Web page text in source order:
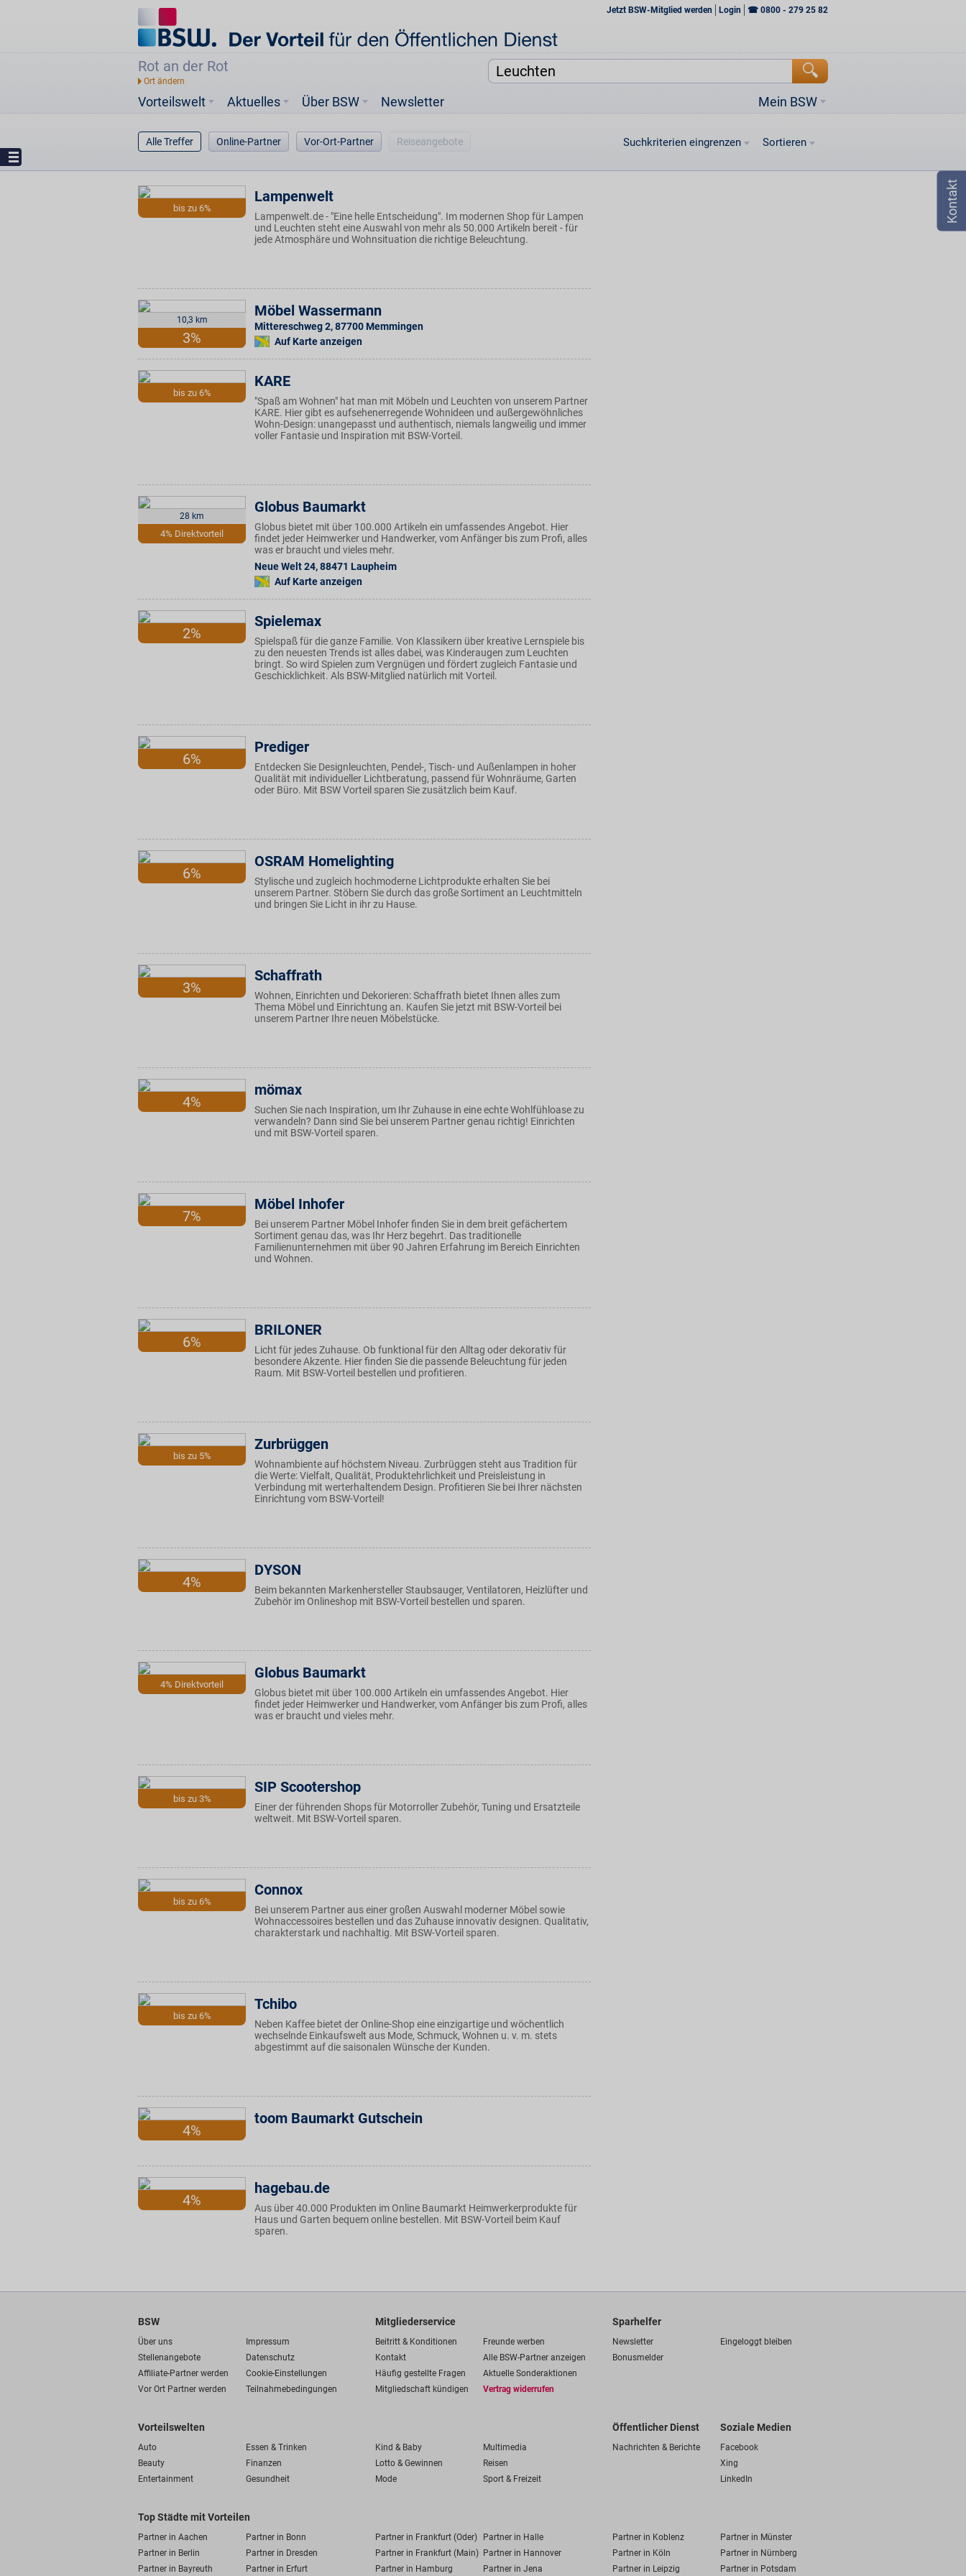
Jetzt BSW-Mitglied werden Login ☎ 0800 - 279 25 82
Rot an der Rot
Vorteilswelt Mein BSW
Aktuelles Über BSW Newsletter
Alle Treffer Online-Partner Vor-Ort-Partner Reiseangebote Suchkriterien eingrenzen Sortieren
bis zu 6%
Lampenwelt
Lampenwelt.de - "Eine helle Entscheidung". Im modernen Shop für Lampen
und Leuchten steht eine Auswahl von mehr als 50.000 Artikeln bereit - für
jede Atmosphäre und Wohnsituation die richtige Beleuchtung.
10,3 km
3%
Möbel Wassermann
Mittereschweg 2,87700 Memmingen
Auf Karte anzeigen
bis zu 6%
KARE
"Spaß am Wohnen" hat man mit Möbeln und Leuchten von unserem Partner
KARE. Hier gibt es aufsehenerregende Wohnideen und außergewöhnliches
Wohn-Design: unangepasst und authentisch, niemals langweilig und immer
voller Fantasie und Inspiration mit BSW-Vorteil.
28 km
4% Direktvorteil
Globus Baumarkt
Globus bietet mit über 100.000 Artikeln ein umfassendes Angebot. Hier
findet jeder Heimwerker und Handwerker, vom Anfänger bis zum Profi, alles
was er braucht und vieles mehr.
Neue Welt 24,88471 Laupheim
Auf Karte anzeigen
2%
Spielemax
Spielspaß für die ganze Familie. Von Klassikern über kreative Lernspiele bis
zu den neuesten Trends ist alles dabei, was Kinderaugen zum Leuchten
bringt. So wird Spielen zum Vergnügen und fördert zugleich Fantasie und
Geschicklichkeit. Als BSW-Mitglied natürlich mit Vorteil.
6%
Prediger
Entdecken Sie Designleuchten, Pendel-, Tisch- und Außenlampen in hoher
Qualität mit individueller Lichtberatung, passend für Wohnräume, Garten
oder Büro. Mit BSW Vorteil sparen Sie zusätzlich beim Kauf.
6%
OSRAM Homelighting
Stylische und zugleich hochmoderne Lichtprodukte erhalten Sie bei
unserem Partner. Stöbern Sie durch das große Sortiment an Leuchtmitteln
und bringen Sie Licht in ihr zu Hause.
3%
Schaffrath
Wohnen, Einrichten und Dekorieren: Schaffrath bietet Ihnen alles zum
Thema Möbel und Einrichtung an. Kaufen Sie jetzt mit BSW-Vorteil bei
unserem Partner Ihre neuen Möbelstücke.
4%
mömax
Suchen Sie nach Inspiration, um Ihr Zuhause in eine echte Wohlfühloase zu
verwandeln? Dann sind Sie bei unserem Partner genau richtig! Einrichten
und mit BSW-Vorteil sparen.
7%
Möbel Inhofer
Bei unserem Partner Möbel Inhofer finden Sie in dem breit gefächertem
Sortiment genau das, was Ihr Herz begehrt. Das traditionelle
Familienunternehmen mit über 90 Jahren Erfahrung im Bereich Einrichten
und Wohnen.
6%
BRILONER
Licht für jedes Zuhause. Ob funktional für den Alltag oder dekorativ für
besondere Akzente. Hier finden Sie die passende Beleuchtung für jeden
Raum. Mit BSW-Vorteil bestellen und profitieren.
bis zu 5%
Zurbrüggen
Wohnambiente auf höchstem Niveau. Zurbrüggen steht aus Tradition für
die Werte: Vielfalt, Qualität, Produktehrlichkeit und Preisleistung in
Verbindung mit werterhaltendem Design. Profitieren Sie bei Ihrer nächsten
Einrichtung vom BSW-Vorteil!
4%
DYSON
Beim bekannten Markenhersteller Staubsauger, Ventilatoren, Heizlüfter und
Zubehör im Onlineshop mit BSW-Vorteil bestellen und sparen.
4% Direktvorteil
Globus Baumarkt
Globus bietet mit über 100.000 Artikeln ein umfassendes Angebot. Hier
findet jeder Heimwerker und Handwerker, vom Anfänger bis zum Profi, alles
was er braucht und vieles mehr.
bis zu 3%
SIP Scootershop
Einer der führenden Shops für Motorroller Zubehör, Tuning und Ersatzteile
weltweit. Mit BSW-Vorteil sparen.
bis zu 6%
Connox
Bei unserem Partner aus einer großen Auswahl moderner Möbel sowie
Wohnaccessoires bestellen und das Zuhause innovativ designen. Qualitativ,
charakterstark und nachhaltig. Mit BSW-Vorteil sparen.
bis zu 6%
Tchibo
Neben Kaffee bietet der Online-Shop eine einzigartige und wöchentlich
wechselnde Einkaufswelt aus Mode, Schmuck, Wohnen u. v. m. stets
abgestimmt auf die saisonalen Wünsche der Kunden.
4%
toom Baumarkt Gutschein
4%
hagebau.de
Aus über 40.000 Produkten im Online Baumarkt Heimwerkerprodukte für
Haus und Garten bequem online bestellen. Mit BSW-Vorteil beim Kauf
sparen.
BSW
Über uns
Impressum
Stellenangebote
Datenschutz
Affiliate-Partner werden
Cookie-Einstellungen
Vor Ort Partner werden
Teilnahmebedingungen
Mitgliederservice
Beitritt & Konditionen
Freunde werben
Kontakt
Alle BSW-Partner anzeigen
Häufig gestellte Fragen
Aktuelle Sonderaktionen
Mitgliedschaft kündigen
Vertrag widerrufen
Sparhelfer
Newsletter
Eingeloggt bleiben
Bonusmelder
Vorteilswelten
Auto Essen & Trinken Kind & Baby
Multimedia
Beauty
Finanzen Lotto & Gewinnen
Reisen
Entertainment
Gesundheit Mode Sport & Freizeit
Öffentlicher Dienst
Nachrichten & Berichte
Soziale Medien
Facebook
Xing
LinkedIn
Top Städte mit Vorteilen
Partner in Aachen Partner in Bonn Partner in Frankfurt (Oder) Partner in Halle Partner in Koblenz
Partner in Münster
Partner in Berlin
Partner in Dresden Partner in Frankfurt (Main) Partner in Hannover Partner in Köln
Partner in Nürnberg
Partner in Bayreuth
Partner in Erfurt Partner in Hamburg Partner in Jena Partner in Leipzig Partner in Potsdam